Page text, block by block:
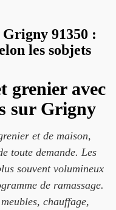
91350 :
les sobjets
grenier avec
sur Grigny
et de maison,
toute demande. Les
souvent volumineux
de ramassage.
chauffage,